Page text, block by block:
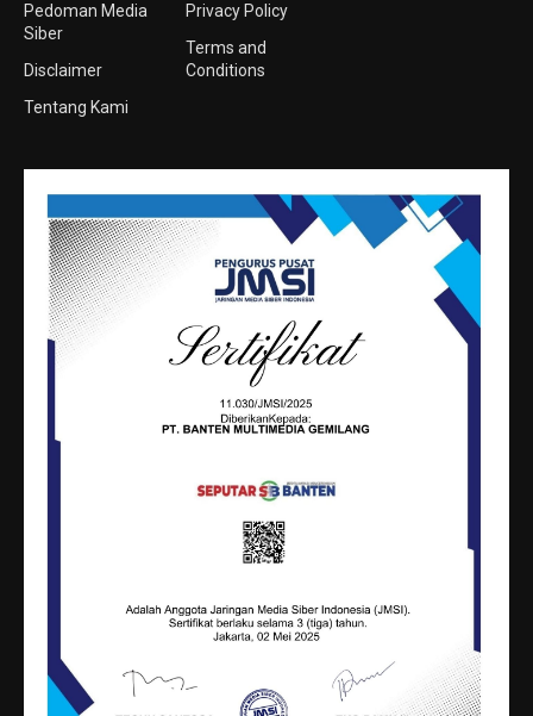
Pedoman Media
Siber
Disclaimer
Tentang Kami
Privacy Policy
Terms and
Conditions